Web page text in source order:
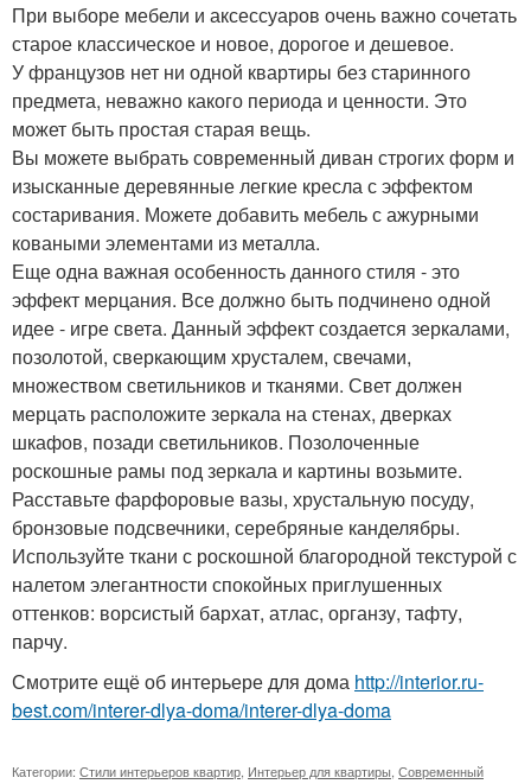
При выборе мебели и аксессуаров очень важно сочетать
старое классическое и новое, дорогое и дешевое.
У французов нет ни одной квартиры без старинного
предмета, неважно какого периода и ценности. Это
может быть простая старая вещь.
Вы можете выбрать современный диван строгих форм и
изысканные деревянные легкие кресла с эффектом
состаривания. Можете добавить мебель с ажурными
коваными элементами из металла.
Еще одна важная особенность данного стиля - это
эффект мерцания. Все должно быть подчинено одной
идее - игре света. Данный эффект создается зеркалами,
позолотой, сверкающим хрусталем, свечами,
множеством светильников и тканями. Свет должен
мерцать расположите зеркала на стенах, дверках
шкафов, позади светильников. Позолоченные
роскошные рамы под зеркала и картины возьмите.
Расставьте фарфоровые вазы, хрустальную посуду,
бронзовые подсвечники, серебряные канделябры.
Используйте ткани с роскошной благородной текстурой с
налетом элегантности спокойных приглушенных
оттенков: ворсистый бархат, атлас, органзу, тафту,
парчу.
Смотрите ещё об интерьере для дома http://interior.ru-
best.com/interer-dlya-doma/interer-dlya-doma
Категории: Стили интерьеров квартир Интерьер для квартиры Современный